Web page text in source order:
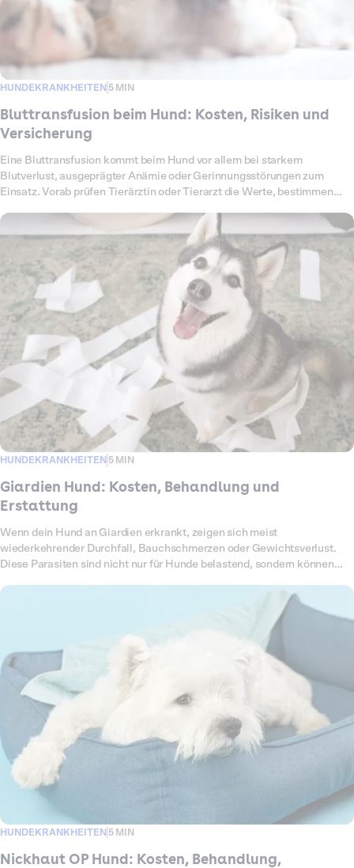
HUNDEKRANKHEITEN 5 MIN
Bluttransfusion beim Hund: Kosten, Risiken und
Versicherung
Eine Bluttransfusion kommt beim Hund vor allem bei starkem
Blutverlust, ausgeprägter Anämie oder Gerinnungsstörungen zum
Einsatz. Vorab prüfen Tierärztin oder Tierarzt die Werte, bestimmen
der Infusion engmaschig. Das Verfahren ist aufwendig, da Diagnostik,
Auswahl des Blutprodukts, die eigentliche Übertragung und die
Nachsorge sicher koordiniert werden müssen. Entsprechend variieren
die Kosten je nach Klinik, GOT-Faktor, Blutmenge und notwendiger
stationärer Betreuung.
HUNDEKRANKHEITEN 5 MIN
Giardien Hund: Kosten, Behandlung und
Erstattung
Wenn dein Hund an Giardien erkrankt, zeigen sich meist
wiederkehrender Durchfall, Bauchschmerzen oder Gewichtsverlust.
Diese Parasiten sind nicht nur für Hunde belastend, sondern können
Hygienemaßnahmen und Kontrolluntersuchungen. All das summiert
sich schnell zu einer hohen Rechnung. In diesem Artikel erfährst du,
welche Kosten auf dich zukommen können und wie Dalma dich
finanziell unterstützt.
HUNDEKRANKHEITEN 5 MIN
Nickhaut OP Hund: Kosten, Behandlung,